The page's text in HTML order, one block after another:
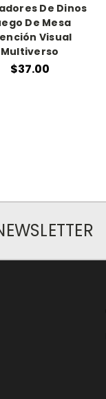
De Dinos
De Mesa
Visual
Multiverso
$37.00